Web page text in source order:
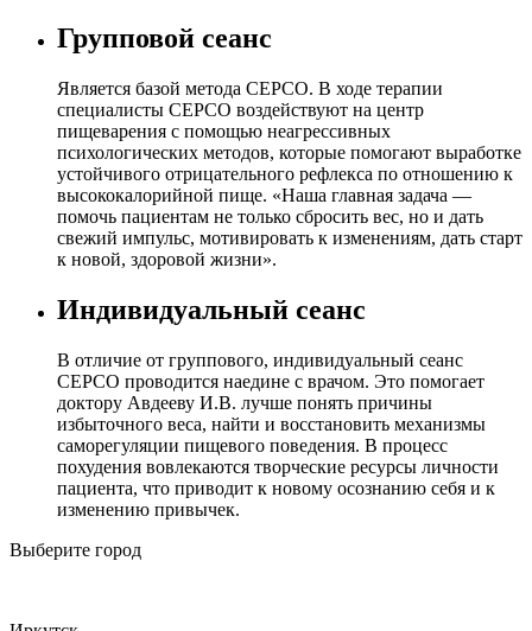
Групповой сеанс
Является базой метода СЕРСО. В ходе терапии
специалисты СЕРСО воздействуют на центр
пищеварения с помощью неагрессивных
психологических методов, которые помогают выработке
устойчивого отрицательного рефлекса по отношению к
высококалорийной пище. «Наша главная задача —
помочь пациентам не только сбросить вес, но и дать
свежий импульс, мотивировать к изменениям, дать старт
к новой, здоровой жизни».
Индивидуальный сеанс
В отличие от группового, индивидуальный сеанс
СЕРСО проводится наедине с врачом. Это помогает
доктору Авдееву И.В. лучше понять причины
избыточного веса, найти и восстановить механизмы
саморегуляции пищевого поведения. В процесс
похудения вовлекаются творческие ресурсы личности
пациента, что приводит к новому осознанию себя и к
изменению привычек.
Выберите город